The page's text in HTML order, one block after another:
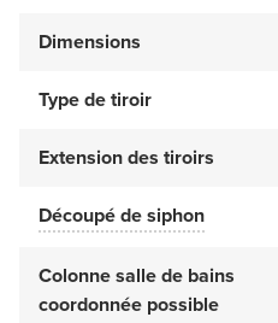
Dimensions
Type de tiroir
Extension des tiroirs
Découpé de siphon
Colonne salle de bains
coordonnée possible